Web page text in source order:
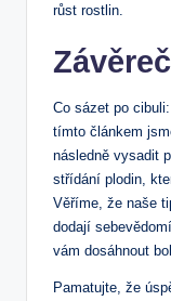
růst rostlin.
Co sázet po
tímto článkem
následně vysadit
střídání plodin,
Věříme, že naše
dodají
vám dosáhnout
Pamatujte, že